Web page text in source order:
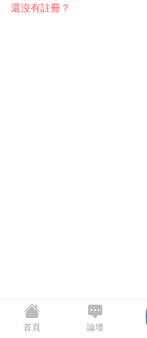
還沒有註冊？
首頁 論壇